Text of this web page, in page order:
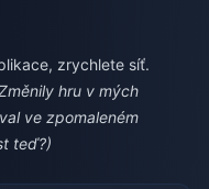
zrychlete síť.
hru v mých
ve zpomaleném
teď?)